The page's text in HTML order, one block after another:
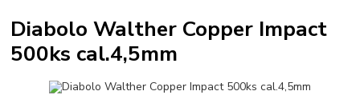
Diabolo Walther Copper Impact
500ks cal.4,5mm